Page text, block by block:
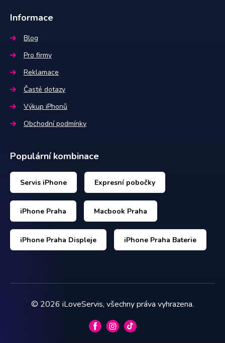
Informace
Blog
Pro firmy
Reklamace
Časté dotazy
Výkup iPhonů
Obchodní podmínky
Populární kombinace
Servis iPhone Expresní pobočky
iPhone Praha Macbook Praha
iPhone Praha Displeje iPhone Praha Baterie
© 2026 iLoveServis, všechny práva vyhrazena.